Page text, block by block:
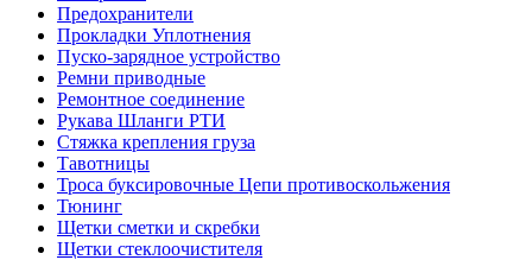
Предохранители
Прокладки Уплотнения
Пуско-зарядное устройство
Ремни приводные
Ремонтное соединение
Рукава Шланги РТИ
Стяжка крепления груза
Тавотницы
Троса буксировочные Цепи противоскольжения
Тюнинг
Щетки сметки и скребки
Щетки стеклоочистителя